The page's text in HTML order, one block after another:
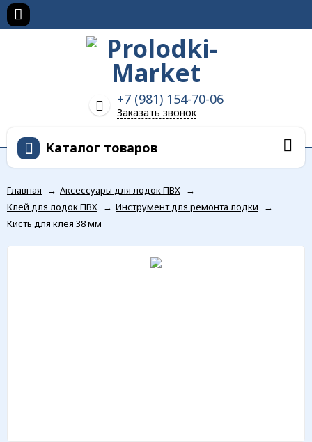
+7 (981) 154-70-06
Заказать звонок
Каталог товаров
Главная → Аксессуары для лодок ПВХ →
Клей для лодок ПВХ → Инструмент для ремонта лодки
→
Кисть для клея 38 мм